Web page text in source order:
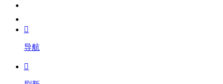
我的

导航
